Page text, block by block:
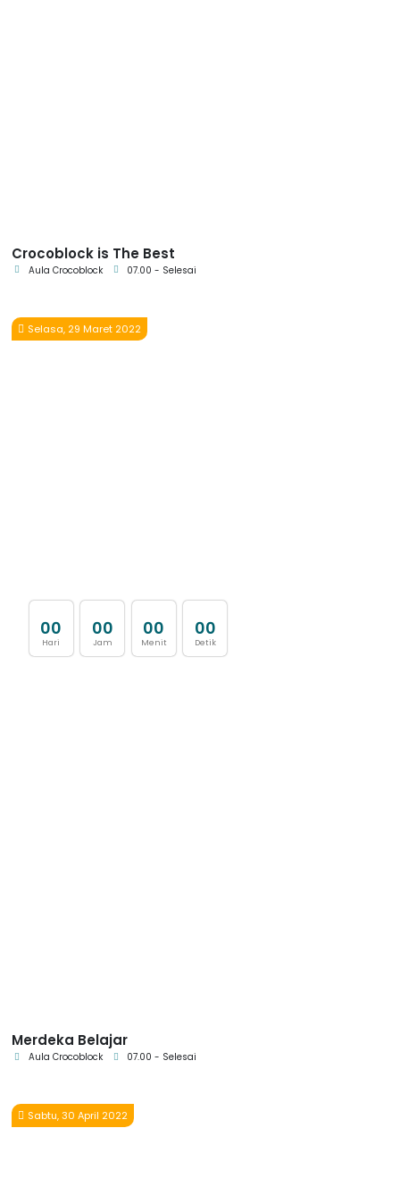
Crocoblock is The Best
Aula Crocoblock 07.00 - Selesai
Selasa, 29 Maret 2022
Merdeka Belajar
Aula Crocoblock 07.00 - Selesai
00
Hari
00
Jam
00
Menit
00
Detik
Sabtu, 30 April 2022